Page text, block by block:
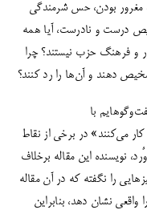
مغرور بودن، حس شرمندگی
درست و نادرست، آیا همه
فرهنگ حزب نیستند؟ چرا
دهند و آن‌ها را رد کنند؟
با
می‌کنند» در برخی از نقاط
نویسنده این مقاله برخلاف
را نگفته که در آن مقاله
نشان دهد، بنابراین